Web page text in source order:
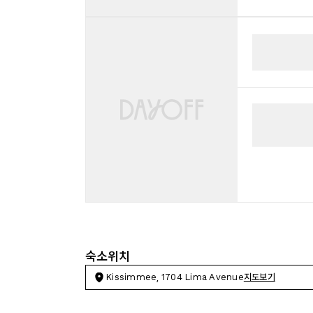
숙소위치
Kissimmee, 1704 Lima Avenue지도보기